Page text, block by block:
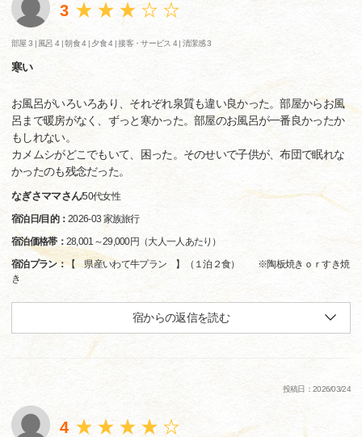
3
部屋 3 | 風呂 4 |朝食 4 | 夕食 4 |接客・サービス 4 |清潔感 3
寒い
お風呂がいろいろあり、それぞれ泉質も違い良かった。部屋からお風
呂まで暖房がなく、ずっと寒かった。部屋のお風呂が一番良かったか
もしれない。
カメムシがどこでもいて、困った。そのせいで子供が、布団で眠れな
かったのも残念だった。
なぎさママさん/50代女性
宿泊日/目的：2026-03 家族旅行
宿泊価格帯： 28,001～29,000円（大人一人あたり）
宿泊プラン：【 県産いわて牛プラン 】（１泊２食） ※陶板焼きｏｒすき焼
き
宿からの返信を読む
投稿日：2026/03/24
4